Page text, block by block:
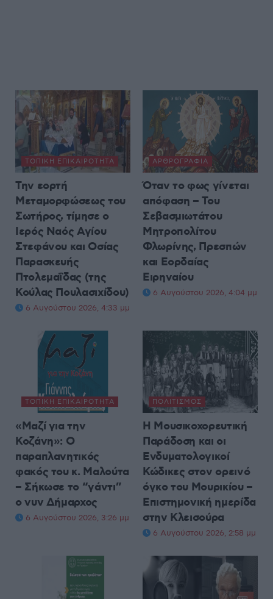
ΤΟΠΙΚΉ ΕΠΙΚΑΙΡΌΤΗΤΑ
Την εορτή
Μεταμορφώσεως του
Σωτήρος, τίμησε ο
Ιερός Ναός Αγίου
Στεφάνου και Οσίας
Παρασκευής
Πτολεμαΐδας (της
Κούλας Πουλασιχίδου)
6 Αυγούστου 2026, 4:33 μμ
ΑΡΘΡΟΓΡΑΦΊΑ
Όταν το φως γίνεται
απόφαση – Του
Σεβασμιωτάτου
Μητροπολίτου
Φλωρίνης, Πρεσπών
και Εορδαίας
Ειρηναίου
6 Αυγούστου 2026, 4:04 μμ
ΤΟΠΙΚΉ ΕΠΙΚΑΙΡΌΤΗΤΑ
«Μαζί για την
Κοζάνη»: Ο
παραπλανητικός
φακός του κ. Μαλούτα
– Σήκωσε το “γάντι”
ο νυν Δήμαρχος
6 Αυγούστου 2026, 3:26 μμ
ΠΟΛΙΤΙΣΜΌΣ
Η Μουσικοχορευτική
Παράδοση και οι
Ενδυματολογικοί
Κώδικες στον ορεινό
όγκο του Μουρικίου –
Επιστημονική ημερίδα
στην Κλεισούρα
6 Αυγούστου 2026, 2:58 μμ